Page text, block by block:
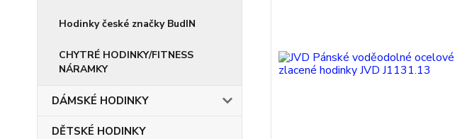
Hodinky české značky BudIN
CHYTRÉ HODINKY/FITNESS
NÁRAMKY
DÁMSKÉ HODINKY
DĚTSKÉ HODINKY